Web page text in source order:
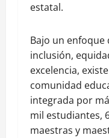
estatal.
Bajo un enfoque
inclusión,
excelencia,
comunidad
integrada por
mil estudiantes,
maestras y